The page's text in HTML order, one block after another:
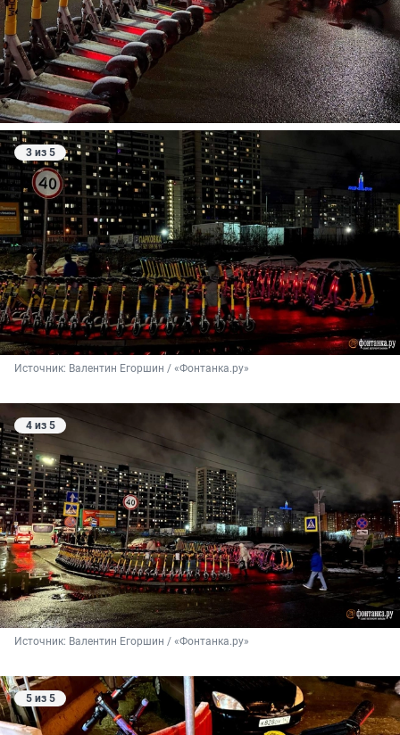
3 из 5
Источник: Валентин Егоршин / «Фонтанка.ру»
4 из 5
Источник: Валентин Егоршин / «Фонтанка.ру»
5 из 5